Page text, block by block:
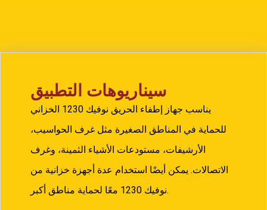
سيناريوهات التطبيق
يناسب جهاز إطفاء الحريق نوفيك 1230 الخزاني
للحماية في المناطق الصغيرة مثل غرف الحواسيب،
الأرشيفات، مستودعات الأشياء الثمينة، وغرف
الاتصالات. يمكن أيضًا استخدام عدة أجهزة خزانية من
نوفيك 1230 معًا لحماية مناطق أكبر.